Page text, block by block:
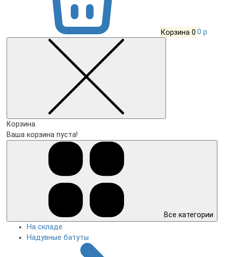
Корзина 0 0 р.
Корзина
Ваша корзина пуста!
Все категории
На складе
Надувные батуты